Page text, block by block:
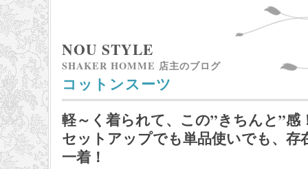
NOU STYLE
SHAKER HOMME 店主のブログ
コットンスーツ
軽～く着られて、この”きちんと”感
セットアップでも単品使いでも、
一着！